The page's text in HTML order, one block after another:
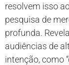
resolvem isso
pesquisa de
profunda.
audiências de
intenção, como